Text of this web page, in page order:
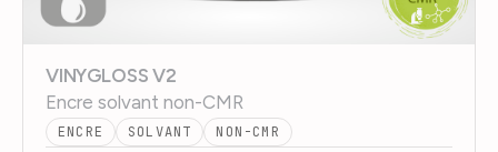
VINYGLOSS V2
Encre solvant non-CMR
ENCRE SOLVANT NON-CMR